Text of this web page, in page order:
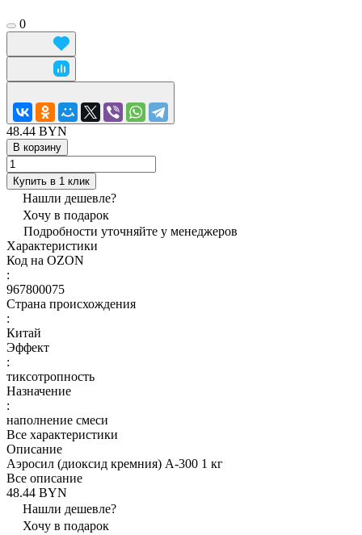
0
48.44 BYN
В корзину
Купить в 1 клик
Нашли дешевле?
Хочу в подарок
Подробности уточняйте у менеджеров
Характеристики
Код на OZON
:
967800075
Страна происхождения
:
Китай
Эффект
:
тиксотропность
Назначение
:
наполнение смеси
Все характеристики
Описание
Аэросил (диоксид кремния) А-300 1 кг
Все описание
48.44 BYN
Нашли дешевле?
Хочу в подарок